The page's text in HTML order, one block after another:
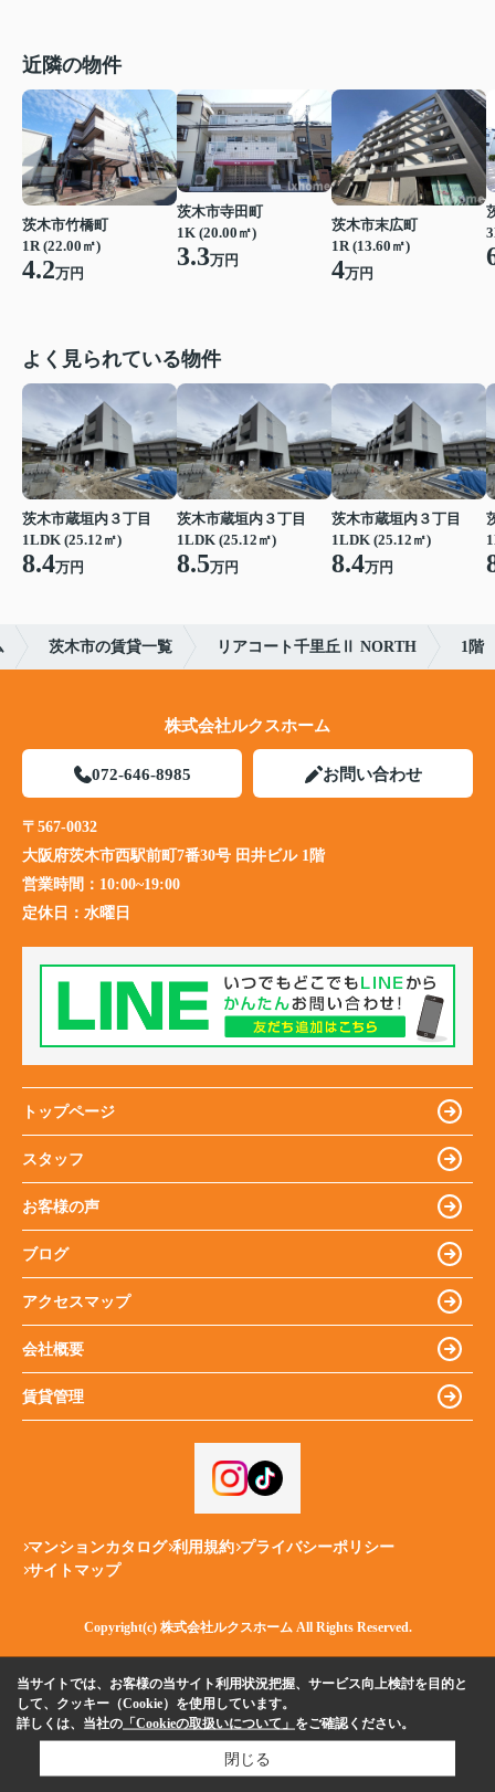
近隣の物件
茨木市竹橋町
1R (22.00㎡)
4.2万円
茨木市寺田町
1K (20.00㎡)
3.3万円
茨木市末広町
1R (13.60㎡)
4万円
よく見られている物件
茨木市蔵垣内３丁目
1LDK (25.12㎡)
8.4万円
茨木市蔵垣内３丁目
1LDK (25.12㎡)
8.5万円
茨木市蔵垣内３丁目
1LDK (25.12㎡)
8.4万円
茨木市の賃貸一覧 リアコート千里丘Ⅱ NORTH 1階
株式会社ルクスホーム
072-646-8985 お問い合わせ
〒567-0032
大阪府茨木市西駅前町7番30号 田井ビル 1階
営業時間： 10:00~19:00
定休日： 水曜日
トップページ
スタッフ
お客様の声
ブログ
アクセスマップ
会社概要
賃貸管理
マンションカタログ 利用規約 プライバシーポリシー
サイトマップ
Copyright(c) 株式会社ルクスホーム All Rights Reserved.
当サイトでは、お客様の当サイト利用状況把握、サービス向上検討を目的と
して、クッキー（Cookie）を使用しています。
詳しくは、当社の 「Cookieの取扱いについて」 をご確認ください。
閉じる